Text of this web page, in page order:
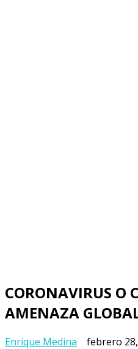
CORONAVIRUS O
AMENAZA
Enrique Medina febrero